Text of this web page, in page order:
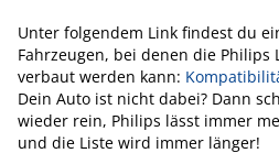
Unter folgendem Link findest du
Fahrzeugen, bei denen die Philips
verbaut werden kann:
Dein Auto ist nicht dabei? Dann
wieder rein, Philips lässt immer
und die Liste wird immer länger!